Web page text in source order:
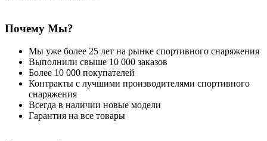
Почему Мы?
Мы уже более 25 лет на рынке спортивного снаряжения
Выполнили свыше 10 000 заказов
Более 10 000 покупателей
Контракты с лучшими производителями спортивного
снаряжения
Всегда в наличии новые модели
Гарантия на все товары